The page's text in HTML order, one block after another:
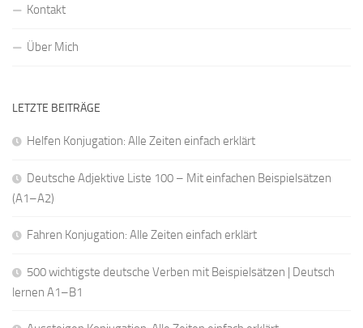
Kontakt
Über Mich
LETZTE BEITRÄGE
Helfen Konjugation: Alle Zeiten einfach erklärt
Deutsche Adjektive Liste 100 – Mit einfachen Beispielsätzen
(A1–A2)
Fahren Konjugation: Alle Zeiten einfach erklärt
500 wichtigste deutsche Verben mit Beispielsätzen | Deutsch
lernen A1–B1